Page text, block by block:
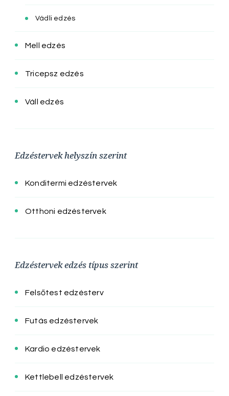
Vádli edzés
Mell edzés
Tricepsz edzés
Váll edzés
Edzéstervek helyszín szerint
Konditermi edzéstervek
Otthoni edzéstervek
Edzéstervek edzés típus szerint
Felsőtest edzésterv
Futás edzéstervek
Kardio edzéstervek
Kettlebell edzéstervek